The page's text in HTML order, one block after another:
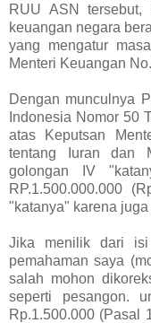
RUU ASN
keuangan negara
yang mengatur
Menteri Keuangan
Dengan munculnya
Indonesia Nomor 50
atas Keputsan
tentang Iuran dan
golongan IV
RP.1.500.000.000
"katanya" karena
Jika menilik dari
pemahaman saya
salah mohon
seperti pesangon.
Rp.1.500.000 (Pasal